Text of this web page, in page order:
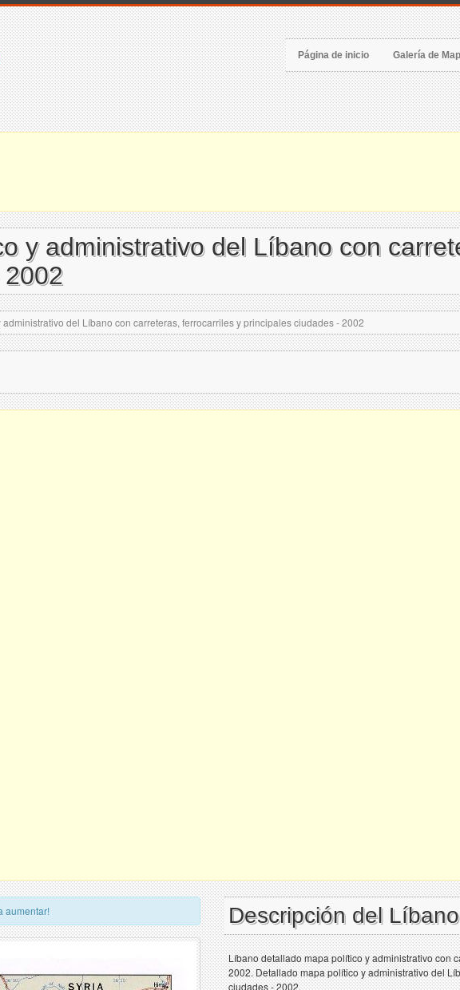
Página de inicio Galería de
y administrativo del Líbano con
del Líbano con carreteras, ferrocarriles y principales ciudades - 2002
aumentar! Descripción del
Líbano detallado mapa político y administrativo con
2002. Detallado mapa político y administrativo del
ciudades - 2002.